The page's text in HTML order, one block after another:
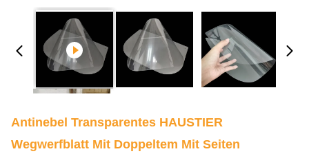
Antinebel Transparentes HAUSTIER
Wegwerfblatt Mit Doppeltem Mit Seiten